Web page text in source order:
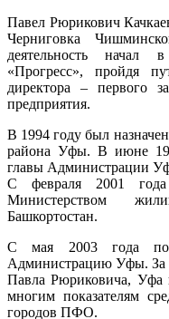
Павел Рюрикович
Черниговка
деятельность начал
«Прогресс», пройдя
директора – первого
предприятия.
В 1994 году был
района Уфы. В июне
главы Администрации
С февраля 2001
Министерством
Башкортостан.
С мая 2003 года по
Администрацию Уфы. За
Павла Рюриковича,
многим показателям
городов ПФО.